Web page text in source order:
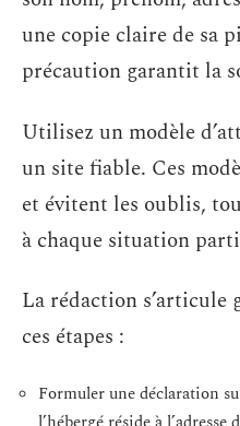
une copie claire de sa
précaution garantit la
Utilisez un modèle
un site fiable. Ces
et évitent les oublis,
à chaque situation
La rédaction s’articule
ces étapes :
Formuler une déclaration